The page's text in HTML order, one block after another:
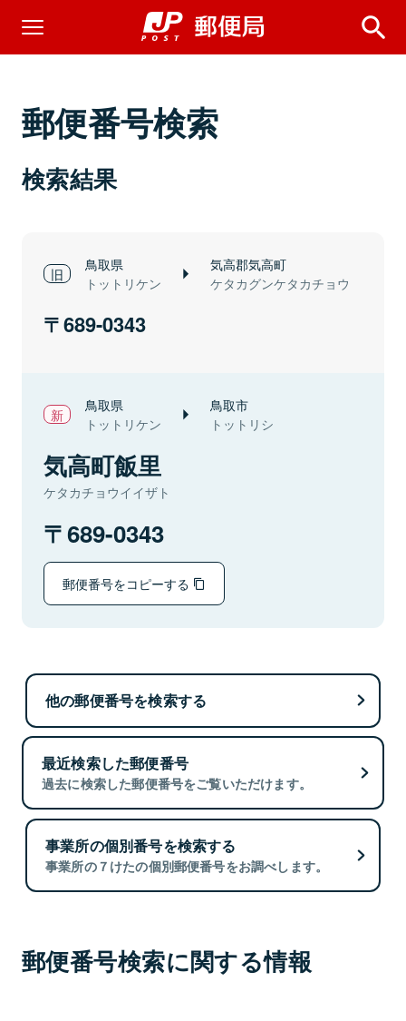
郵便番号検索
検索結果
鳥取県
トットリケン
気高郡気高町
ケタカグンケタカチョウ
689-0343
鳥取県
トットリケン
鳥取市
トットリシ
気高町飯里
ケタカチョウイイザト
689-0343
郵便番号をコピーする
他の郵便番号を検索する
最近検索した郵便番号
過去に検索した郵便番号をご覧いただけます。
事業所の個別番号を検索する
事業所の７けたの個別郵便番号をお調べします。
郵便番号検索に関する情報